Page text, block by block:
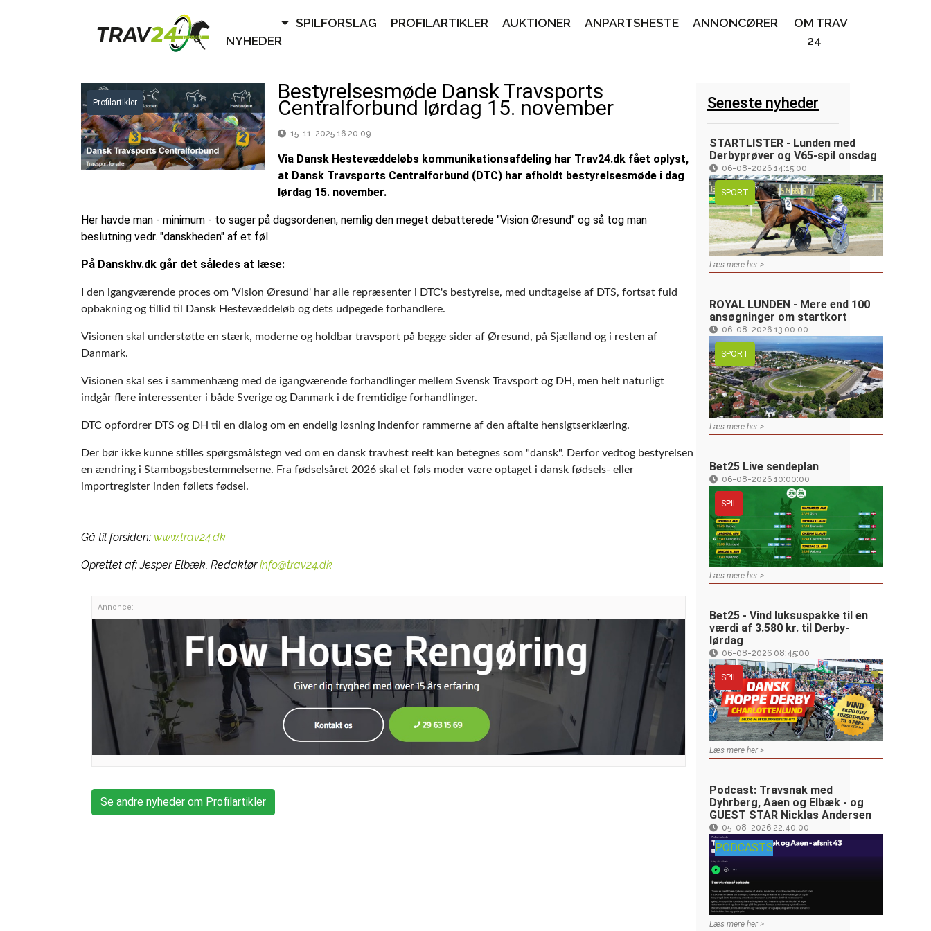
Profilartikler Bestyrelsesmøde Dansk Travsports
Centralforbund lørdag 15. november
15-11-2025 16:20:09
Via Dansk Hestevæddeløbs kommunikationsafdeling har Trav24.dk fået oplyst,
at Dansk Travsports Centralforbund (DTC) har afholdt bestyrelsesmøde i dag
lørdag 15. november.
Her havde man - minimum - to sager på dagsordenen, nemlig den meget debatterede "Vision Øresund" og så tog man
beslutning vedr. "danskheden" af et føl.
På Danskhv.dk går det således at læse:
I den igangværende proces om 'Vision Øresund' har alle repræsenter i DTC's bestyrelse, med undtagelse af DTS, fortsat fuld
opbakning og tillid til Dansk Hestevæddeløb og dets udpegede forhandlere.
Visionen skal understøtte en stærk, moderne og holdbar travsport på begge sider af Øresund, på Sjælland og i resten af
Danmark.
Visionen skal ses i sammenhæng med de igangværende forhandlinger mellem Svensk Travsport og DH, men helt naturligt
indgår flere interessenter i både Sverige og Danmark i de fremtidige forhandlinger.
DTC opfordrer DTS og DH til en dialog om en endelig løsning indenfor rammerne af den aftalte hensigtserklæring.
Der bør ikke kunne stilles spørgsmålstegn ved om en dansk travhest reelt kan betegnes som "dansk". Derfor vedtog bestyrelsen
en ændring i Stambogsbestemmelserne. Fra fødselsåret 2026 skal et føls moder være optaget i dansk fødsels- eller
importregister inden føllets fødsel.
Gå til forsiden: www.trav24.dk
Oprettet af:Jesper Elbæk, Redaktør info@trav24.dk
Annonce:
Se andre nyheder om Profilartikler
Seneste nyheder
STARTLISTER - Lunden med
Derbyprøver og V65-spil onsdag
06-08-2026 14:15:00
SPORT
Læs mere her >
ROYAL LUNDEN - Mere end 100
ansøgninger om startkort
06-08-2026 13:00:00
SPORT
Læs mere her >
Bet25 Live sendeplan
06-08-2026 10:00:00
SPIL
Læs mere her >
Bet25 - Vind luksuspakke til en
værdi af 3.580 kr. til Derby-
lørdag
06-08-2026 08:45:00
SPIL
Læs mere her >
Podcast: Travsnak med
Dyhrberg, Aaen og Elbæk - og
GUEST STAR Nicklas Andersen
05-08-2026 22:40:00
PODCASTS
Læs mere her >
NYHEDER
SPILFORSLAG PROFILARTIKLER AUKTIONER ANPARTSHESTE ANNONCØRER
OM TRAV
24